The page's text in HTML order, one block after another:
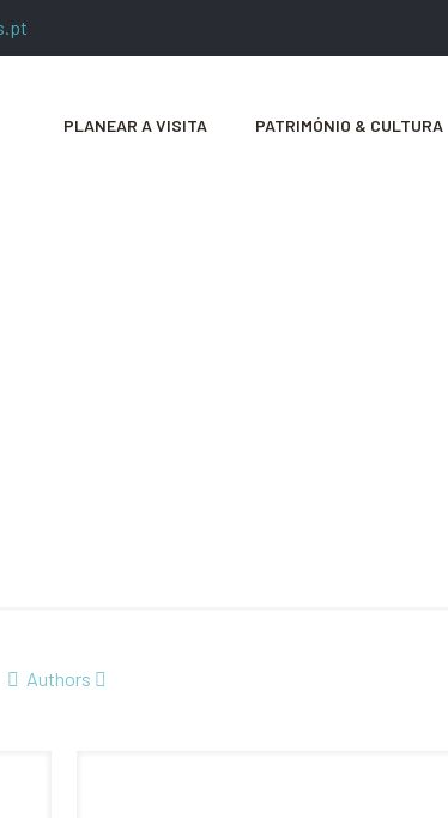
PLANEAR A VISITA PATRIMÓNIO & CULTURA
Authors